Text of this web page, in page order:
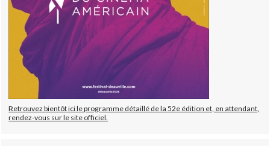
Retrouvez bientôt ici le programme détaillé de la 52e édition et, en attendant,
rendez-vous sur le site officiel.